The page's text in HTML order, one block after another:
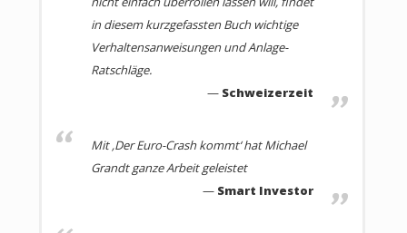
Finanzberaters nicht mehr? - Dann sollten Sie dieses
Buch lesen!
Die Eurokrise ist da und es ist nur noch eine Frage
der Zeit, bis die Währungsunion, wie wir sie kennen,
Staaten wird immer größer und die Inflation steigt.
Die Menschen sind tief verunsichert, vertrauen der
Politelite nicht mehr und haben berechtigte Angst um
in diesem kurzgefassten Buch wichtige
Verhaltensanweisungen und Anlage-
Ratschläge.
Schweizerzeit
Mit ‚Der Euro-Crash kommt‘ hat Michael
Grandt ganze Arbeit geleistet
Smart Investor